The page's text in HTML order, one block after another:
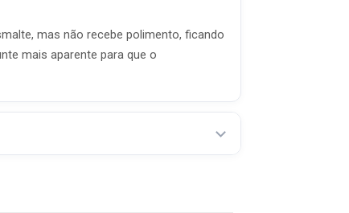
mas não recebe polimento, ficando
mais aparente para que o